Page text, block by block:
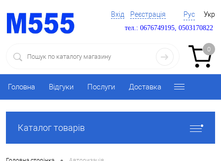
Вхід Реєстрація Рус Укр
тел.: 0676749195, 0503170822
0
Головна Відгуки Послуги Доставка
Каталог товарів